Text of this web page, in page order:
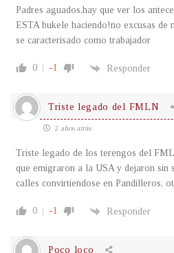
Padres aguados,hay que ver los
ESTA bukele haciendo!no excusas de
se caracterisado como trabajador
0 -1 Responder
Triste legado del FMLN
2 años atrás
Triste legado de los terengos del
que emigraron a la USA y dejaron sin
calles convirtiendose en
0 -1 Responder
Poco loco